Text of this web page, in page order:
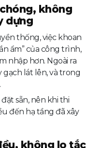
không
dựng
thống, việc khoan
ẩm” của công trình,
nhập hơn. Ngoài ra
gạch lát lên, và trong
sẵn, nên khi thi
đến hạ tầng đã xây
không lo tắc